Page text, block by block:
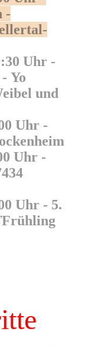
-
Uhr -
Yo
und
Uhr -
Uhr -
Uhr - 5.
Frühling